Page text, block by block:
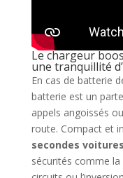
Le chargeur
une tranquillité
En cas de batterie
batterie est un
appels angoissés
route. Compact et
secondes
sécurités comme